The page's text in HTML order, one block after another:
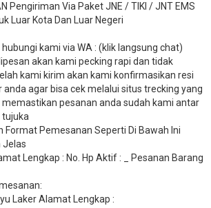
Pengiriman Via Paket JNE / TIKI / JNT EMS
Luar Kota Dan Luar Negeri
kami via WA : (klik langsung chat)
akan kami pecking rapi dan tidak
kami kirim akan kami konfirmasikan resi
agar bisa cek melalui situs trecking yang
memastikan pesanan anda sudah kami antar
tujuka
Format Pemesanan Seperti Di Bawah Ini
Jelas
Lengkap : No. Hp Aktif : _ Pesanan Barang
Laker Alamat Lengkap :